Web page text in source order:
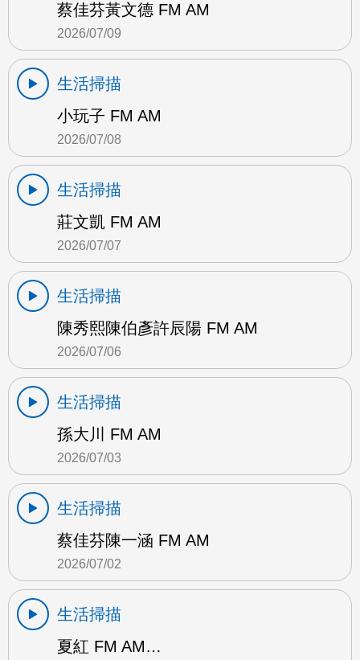
蔡佳芬黃文德 FM AM
2026/07/09
生活掃描
小玩子 FM AM
2026/07/08
生活掃描
莊文凱 FM AM
2026/07/07
生活掃描
陳秀熙陳伯彥許辰陽 FM AM
2026/07/06
生活掃描
孫大川 FM AM
2026/07/03
生活掃描
蔡佳芬陳一涵 FM AM
2026/07/02
生活掃描
夏紅 FM AM…